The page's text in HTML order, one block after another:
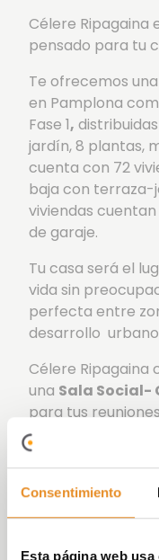
Consentimiento
Esta página web usa
Célere Ripagaina
pensado para tu
Te ofrecemos una
en Pamplona
Fase 1,
jardín, 8 plantas,
cuenta con 72
baja con terraza-
viviendas
de garaje.
Tu casa será el
vida sin
perfecta entre
desarrollo
Célere Ripagaina
una Sala Social-
para tus
amplios espacios
pavimentadas, una
y preparado
prácticoparque